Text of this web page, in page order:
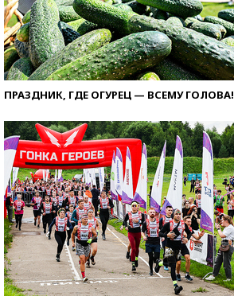
ПРАЗДНИК, ГДЕ ОГУРЕЦ — ВСЕМУ ГОЛОВА!